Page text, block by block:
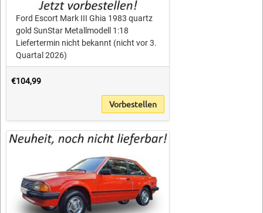
Ford Escort Mark III Ghia 1983 quartz
gold SunStar Metallmodell 1:18
Liefertermin nicht bekannt (nicht vor 3.
Quartal 2026)
€104,99
Vorbestellen